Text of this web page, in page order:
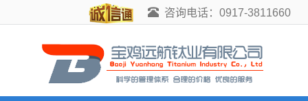
咨询电话：0917-3811660